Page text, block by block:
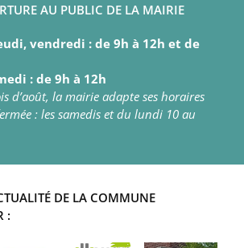
AU PUBLIC DE LA MAIRIE
vendredi : de 9h à 12h et de
: de 9h à 12h
d’août, la mairie adapte ses horaires
: les samedis et du lundi 10 au
DE LA COMMUNE
: